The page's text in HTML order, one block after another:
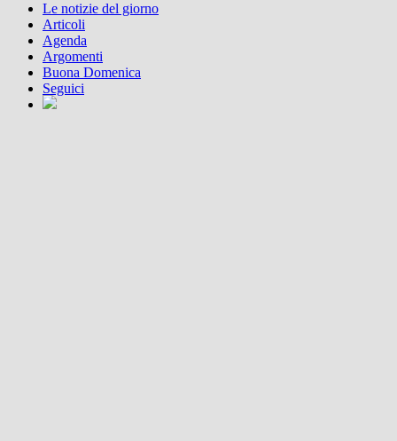
Le notizie del giorno
Articoli
Agenda
Argomenti
Buona Domenica
Seguici